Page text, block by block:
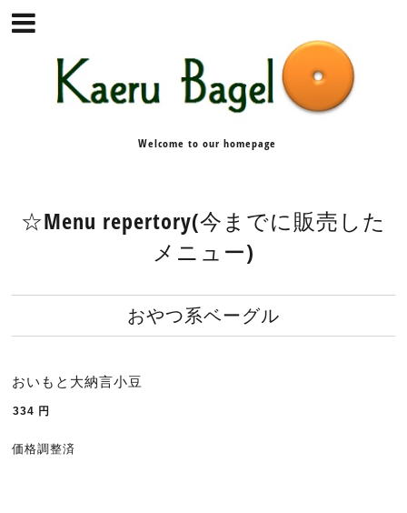
Welcome to our homepage
☆Menu repertory(今までに販売した
メニュー)
おやつ系ベーグル
おいもと大納言小豆
334 円
価格調整済